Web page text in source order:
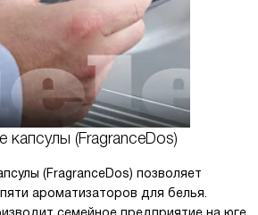
капсулы (FragranceDos)
(FragranceDos) позволяет
ароматизаторов для белья.
семейное предприятие на юге